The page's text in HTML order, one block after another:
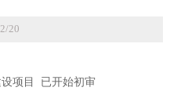
20
项目 已开始初审